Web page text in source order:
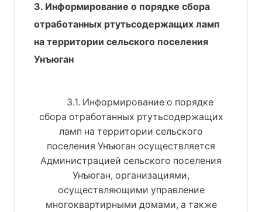
3. Информирование о порядке сбора
отработанных ртутьсодержащих ламп
на территории сельского поселения
Унъюган
3.1. Информирование о порядке
сбора отработанных ртутьсодержащих
ламп на территории сельского
поселения Унъюган осуществляется
Администрацией сельского поселения
Унъюган, организациями,
осуществляющими управление
многоквартирными домами, а также